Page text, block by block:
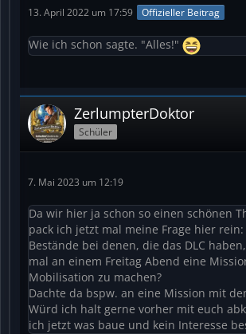
13. April 2022 um 17:59 Offizieller Beitrag
Wie ich schon sagte. "Alles!"
ZerlumpterDoktor
Schüler
7. Mai 2023 um 12:19
Da wir hier ja schon so einen schönen
pack ich jetzt mal meine Frage hier rein:
Bestände bei denen, die das DLC
mal an einem Freitag Abend eine
Mobilisation zu machen?
Dachte da bspw. an eine Mission mit
Würd ich halt gerne vorher mit euch
ich jetzt was baue und kein Interesse